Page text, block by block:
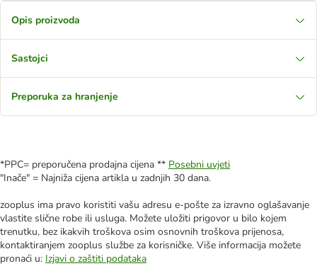
Opis proizvoda
Sastojci
Preporuka za hranjenje
*PPC= preporučena prodajna cijena ** Posebni uvjeti
"Inače" = Najniža cijena artikla u zadnjih 30 dana.
zooplus ima pravo koristiti vašu adresu e-pošte za izravno oglašavanje
vlastite slične robe ili usluga. Možete uložiti prigovor u bilo kojem
trenutku, bez ikakvih troškova osim osnovnih troškova prijenosa,
kontaktiranjem zooplus službe za korisničke. Više informacija možete
pronaći u: Izjavi o zaštiti podataka